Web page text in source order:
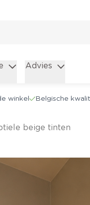
Advies
winkel Belgische
beige tinten